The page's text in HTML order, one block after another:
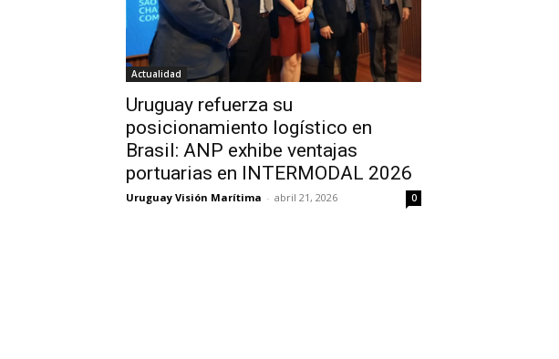
Actualidad
Uruguay refuerza su
posicionamiento logístico en
Brasil: ANP exhibe ventajas
portuarias en INTERMODAL 2026
Uruguay Visión Marítima - abril 21, 2026 0